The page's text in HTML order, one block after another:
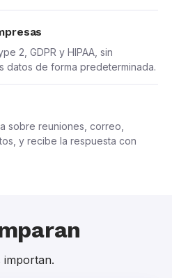
2, GDPR y HIPAA, sin
datos de forma predeterminada.
sobre reuniones, correo,
y recibe la respuesta con
importan.